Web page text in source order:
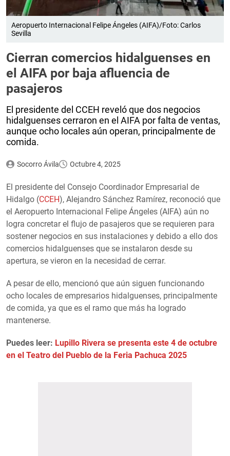
Aeropuerto Internacional Felipe Ángeles (AIFA)/Foto: Carlos
Sevilla
Cierran comercios hidalguenses en
el AIFA por baja afluencia de
pasajeros
El presidente del CCEH reveló que dos negocios
hidalguenses cerraron en el AIFA por falta de ventas,
aunque ocho locales aún operan, principalmente de
comida.
Socorro Ávila Octubre 4, 2025
El presidente del Consejo Coordinador Empresarial de
Hidalgo (CCEH), Alejandro Sánchez Ramírez, reconoció que
el Aeropuerto Internacional Felipe Ángeles (AIFA) aún no
logra concretar el flujo de pasajeros que se requieren para
sostener negocios en sus instalaciones y debido a ello dos
comercios hidalguenses que se instalaron desde su
apertura, se vieron en la necesidad de cerrar.
A pesar de ello, mencionó que aún siguen funcionando
ocho locales de empresarios hidalguenses, principalmente
de comida, ya que es el ramo que más ha logrado
mantenerse.
Puedes leer: Lupillo Rivera se presenta este 4 de octubre
en el Teatro del Pueblo de la Feria Pachuca 2025